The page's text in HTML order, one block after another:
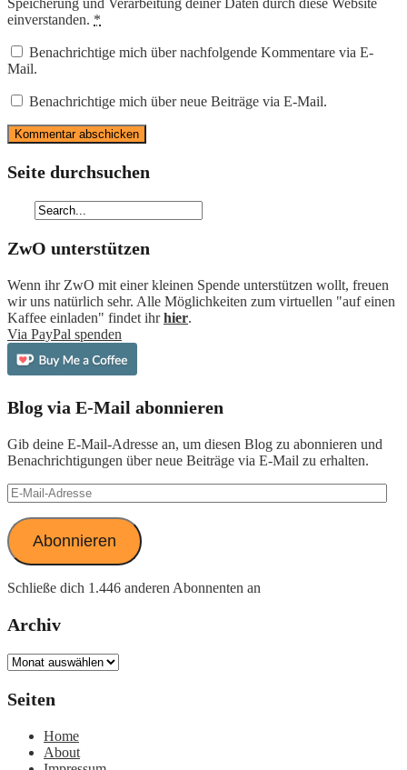
einverstanden. *
Benachrichtige mich über nachfolgende Kommentare via E-
Mail.
Benachrichtige mich über neue Beiträge via E-Mail.
Seite durchsuchen
ZwO unterstützen
Wenn ihr ZwO mit einer kleinen Spende unterstützen wollt, freuen
wir uns natürlich sehr. Alle Möglichkeiten zum virtuellen "auf einen
Kaffee einladen" findet ihrhier.
Via PayPal spenden
Blog via E-Mail abonnieren
Gib deine E-Mail-Adresse an, um diesen Blog zu abonnieren und
Benachrichtigungen über neue Beiträge via E-Mail zu erhalten.
E-
Mail-
Adresse
Abonnieren
Schließe dich 1.446 anderen Abonnenten an
Archiv
Archiv
Seiten
Home
About